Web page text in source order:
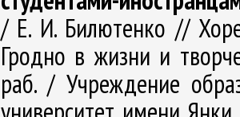
/ Е. И. Билютенко //
Гродно в жизни и
раб. / Учреждение